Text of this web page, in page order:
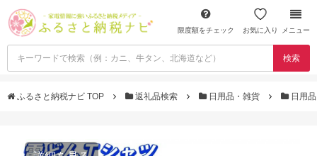
限度額をチェック お気に入り メニュー
検索
ふるさと納税ナビ TOP 返礼品検索 日用品・雑貨 日用